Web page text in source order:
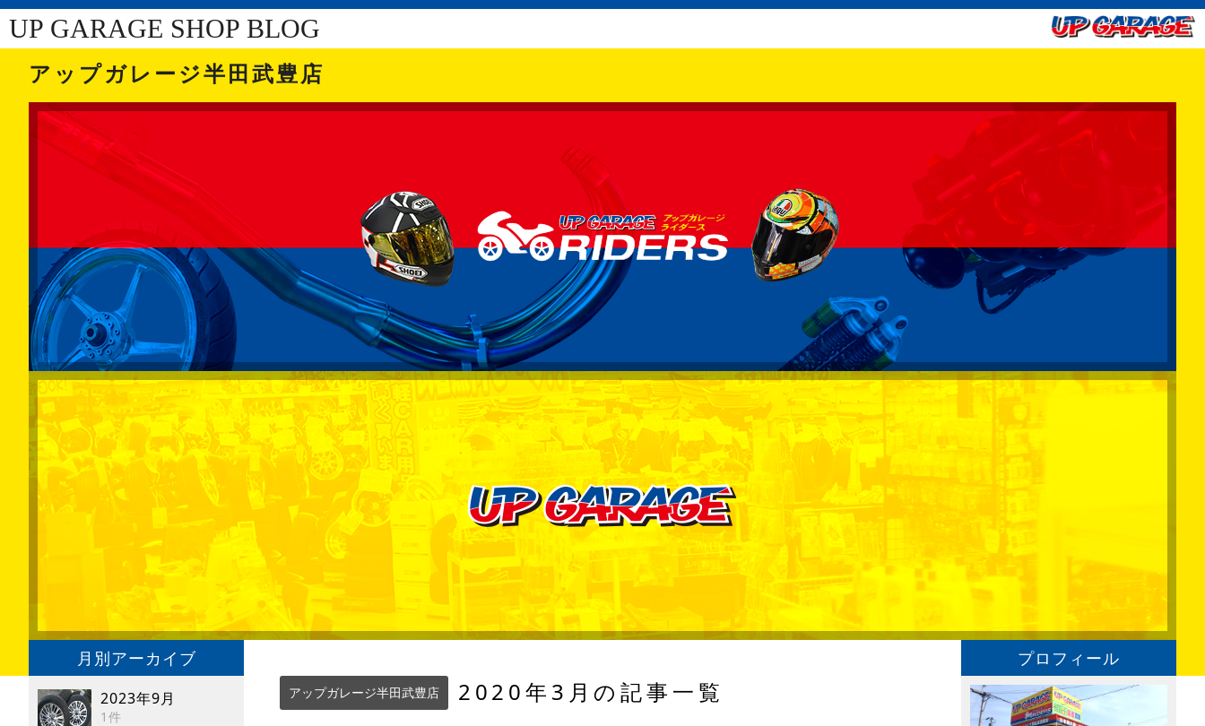
UP GARAGE SHOP BLOG
アップガレージ半田武豊店
月別アーカイブ
2023年9月
1件
アップガレージ半田武豊店 2020年3月の記事一覧
プロフィール